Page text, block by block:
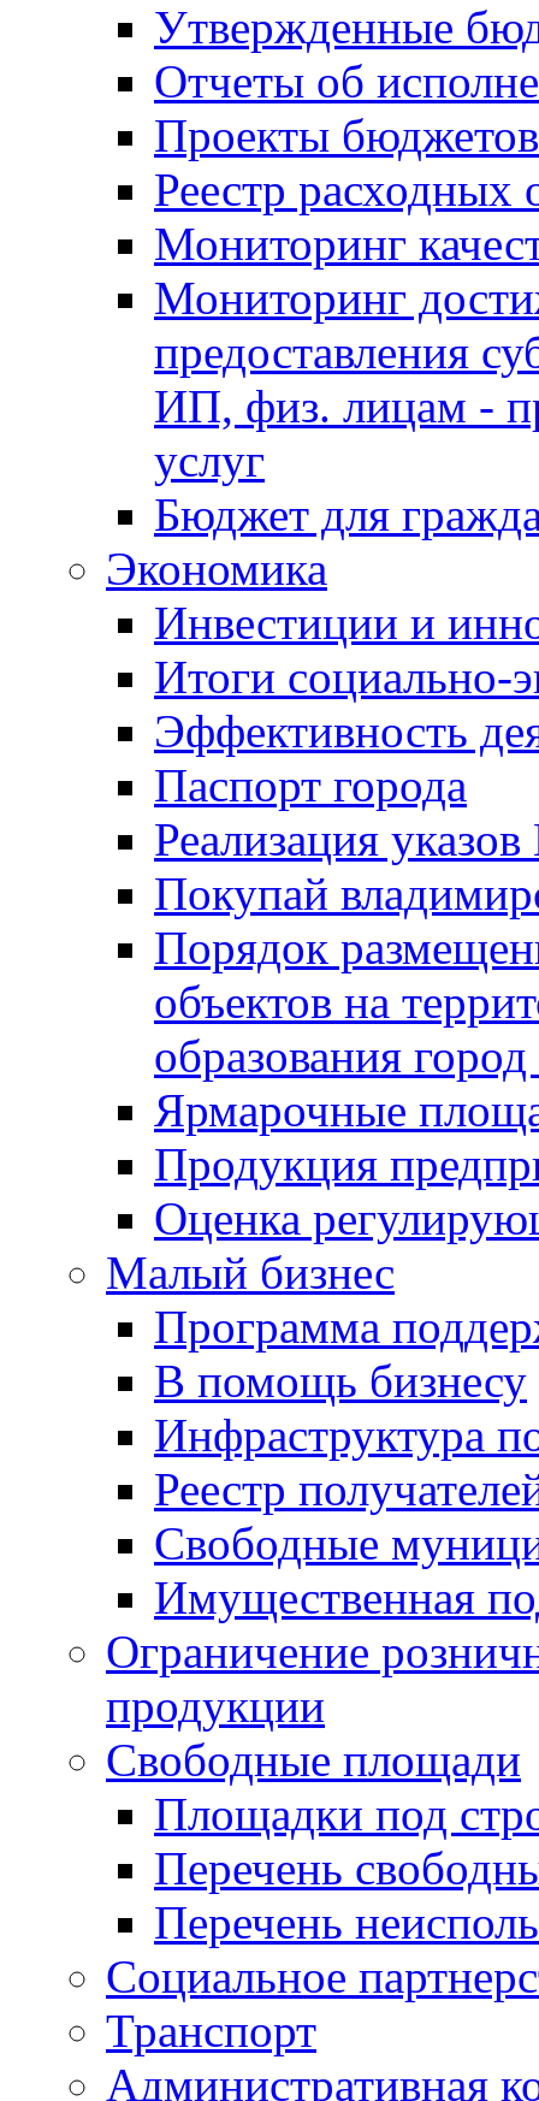
Утвержденные
Отчеты об
Проекты бюджетов
Реестр расходных
Мониторинг
Мониторинг
предоставления
ИП, физ. лицам -
услуг
Бюджет для
Экономика
Инвестиции и
Итоги социально-
Эффективность
Паспорт города
Реализация
Покупай
Порядок
объектов на
образования
Ярмарочные
Продукция
Оценка
Малый бизнес
Программа
В помощь бизнесу
Инфраструктура
Реестр
Свободные
Имущественная
Ограничение
продукции
Свободные площади
Площадки под
Перечень
Перечень
Социальное
Транспорт
Административная